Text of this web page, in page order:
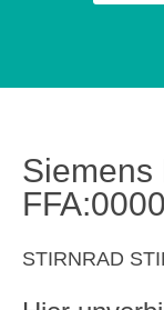
Siemens
STIRNRAD